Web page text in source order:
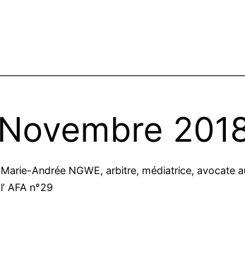
Andrée NGWE, arbitre, médiatrice, avocate
AFA n°29